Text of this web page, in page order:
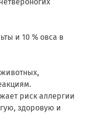
и 10 % овса в
риск аллергии
здоровую и